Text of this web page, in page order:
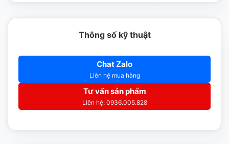
Hiệu quả hoạt động cao hơn 65% về lượng nước tiêu
Thông số kỹ thuật
Chat Zalo
Liên hệ mua hàng
Tư vấn sản phẩm
Liên hệ: 0936.005.828